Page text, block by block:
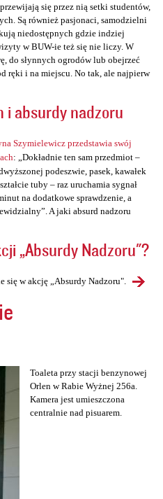
się przez nią setki studentów,
Są również pasjonaci, samodzielni
niedostępnych gdzie indziej
w BUW-ie też się nie liczy. W
do słynnych ogrodów lub obejrzeć
ręki i na miejscu. No tak, ale najpierw
i absurdy nadzoru
Szymielewicz przedstawia swój
: „Dokładnie ten sam przedmiot –
podeszwie, pasek, kawałek
tuby – raz uruchamia sygnał
na dodatkowe sprawdzenie, a
A jaki absurd nadzoru
„Absurdy Nadzoru"?
się w akcję „Absurdy Nadzoru".
Toaleta przy stacji benzynowej
Orlen w Rabie Wyżnej 256a.
Kamera jest umieszczona
centralnie nad pisuarem.